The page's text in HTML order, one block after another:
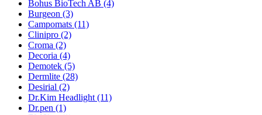
Bohus BioTech AB (4)
Burgeon (3)
Campomats (11)
Clinipro (2)
Croma (2)
Decoria (4)
Demotek (5)
Dermlite (28)
Desirial (2)
Dr.Kim Headlight (11)
Dr.pen (1)